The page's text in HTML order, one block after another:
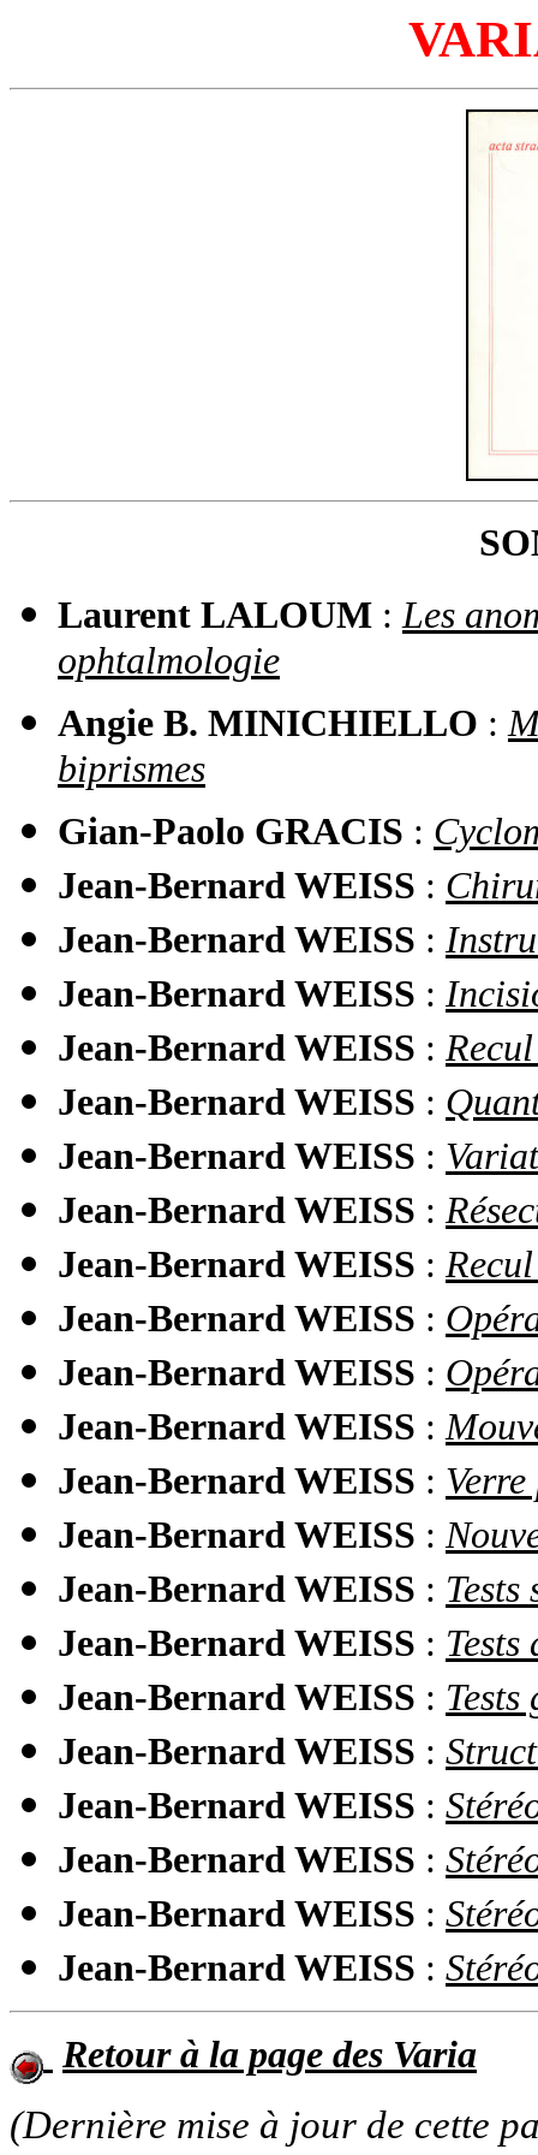
Laurent LALOUM :Les
ophtalmologie
Angie B. MINICHIELLO :
biprismes
Gian-Paolo GRACIS :
Jean-Bernard WEISS :
Jean-Bernard WEISS :
Jean-Bernard WEISS :
Jean-Bernard WEISS :
Jean-Bernard WEISS :
Jean-Bernard WEISS :
Jean-Bernard WEISS :
Jean-Bernard WEISS :
Jean-Bernard WEISS :
Jean-Bernard WEISS :
Jean-Bernard WEISS :
Jean-Bernard WEISS :
Jean-Bernard WEISS :
Jean-Bernard WEISS :
Jean-Bernard WEISS :
Jean-Bernard WEISS : Tests
Jean-Bernard WEISS :
Jean-Bernard WEISS :
Jean-Bernard WEISS :
Jean-Bernard WEISS :
Jean-Bernard WEISS :
Retour à la page des Varia
(Dernière mise à jour de cette